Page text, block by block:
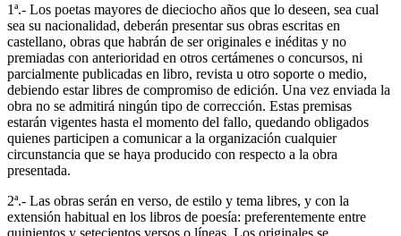
1ª.- Los poetas mayores de dieciocho años que lo deseen, sea cual
sea su nacionalidad, deberán presentar sus obras escritas en
castellano, obras que habrán de ser originales e inéditas y no
premiadas con anterioridad en otros certámenes o concursos, ni
parcialmente publicadas en libro, revista u otro soporte o medio,
debiendo estar libres de compromiso de edición. Una vez enviada la
obra no se admitirá ningún tipo de corrección. Estas premisas
estarán vigentes hasta el momento del fallo, quedando obligados
quienes participen a comunicar a la organización cualquier
circunstancia que se haya producido con respecto a la obra
presentada.
2ª.- Las obras serán en verso, de estilo y tema libres, y con la
extensión habitual en los libros de poesía: preferentemente entre
quinientos y setecientos versos o líneas. Los originales se